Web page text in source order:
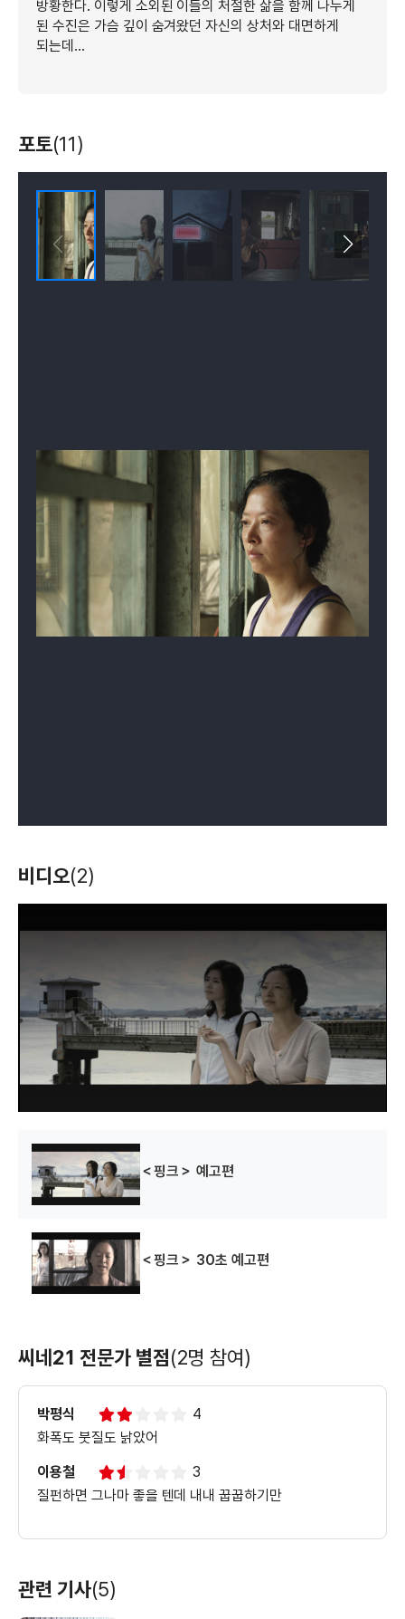
방황한다. 이렇게 소외된 이들의 처절한 삶을 함께 나누게
된 수진은 가슴 깊이 숨겨왔던 자신의 상처와 대면하게
되는데…
포토(11)
비디오(2)
w
＜핑크＞ 예고편
＜핑크＞ 30초 예고편
씨네21 전문가 별점(2명 참여)
박평식
4
화폭도 붓질도 낡았어
이용철
3
질펀하면 그나마 좋을 텐데 내내 꿉꿉하기만
관련 기사(5)